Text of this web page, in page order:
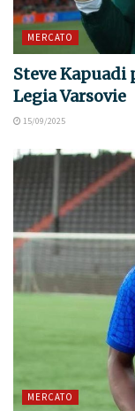
MERCATO
Steve Kapuadi
Legia Varsovie
15/09/2025
MERCATO